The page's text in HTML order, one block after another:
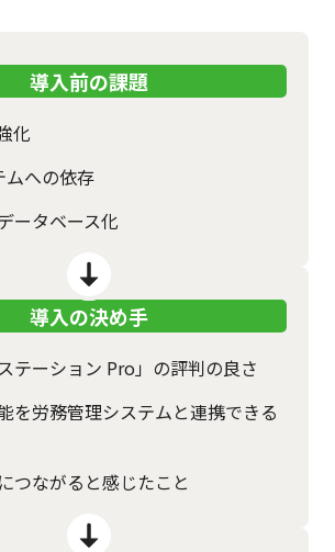
導入前の課題
化
ムへの依存
ータベース化
導入の決め手
テーション Pro」の評判の良さ
を労務管理システムと連携できる
つながると感じたこと